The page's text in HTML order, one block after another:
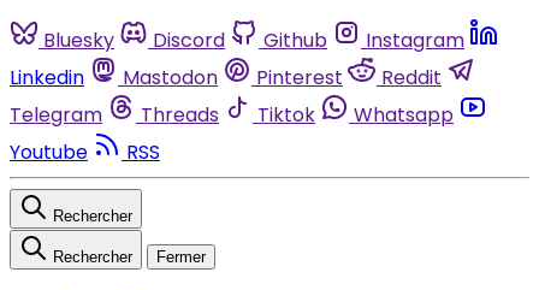
Bluesky Discord Github
Instagram
Linkedin
Mastodon Pinterest
Reddit
Telegram
Threads Tiktok
Whatsapp
Youtube
RSS
Rechercher
Rechercher Fermer